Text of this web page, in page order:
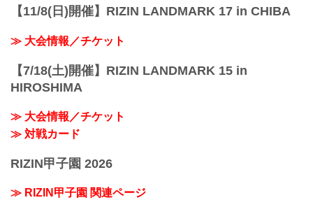
【11/8(日)開催】RIZIN LANDMARK 17 in CHIBA
≫ 大会情報／チケット
【7/18(土)開催】RIZIN LANDMARK 15 in
HIROSHIMA
≫ 大会情報／チケット
≫ 対戦カード
RIZIN甲子園 2026
≫ RIZIN甲子園 関連ページ